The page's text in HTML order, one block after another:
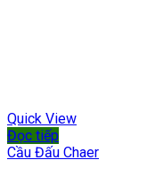
Quick View
Đọc tiếp
Cầu Đấu Chaer